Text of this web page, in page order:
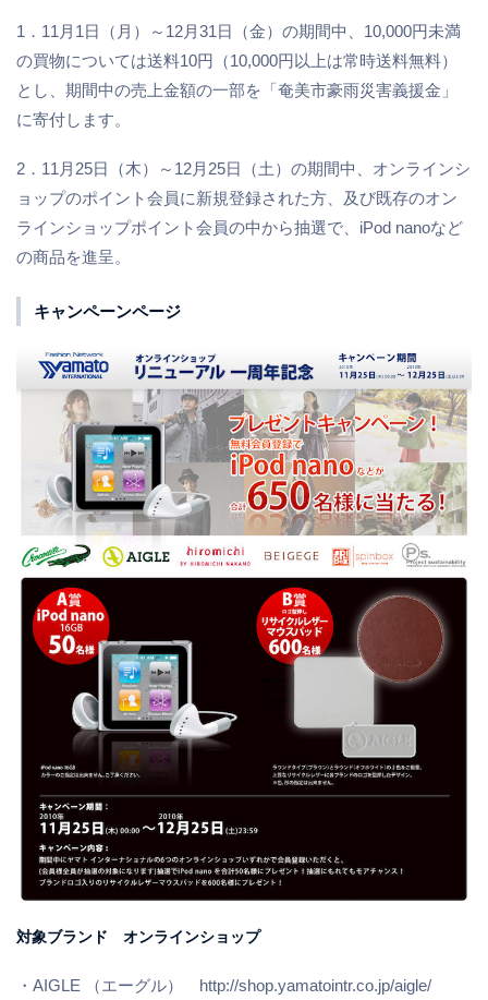
1．11月1日（月）～12月31日（金）の期間中、10,000円未満
の買物については送料10円（10,000円以上は常時送料無料）
とし、期間中の売上金額の一部を「奄美市豪雨災害義援金」
に寄付します。
2．11月25日（木）～12月25日（土）の期間中、オンラインシ
ョップのポイント会員に新規登録された方、及び既存のオン
ラインショップポイント会員の中から抽選で、iPod nanoなど
の商品を進呈。
キャンペーンページ
対象ブランド オンラインショップ
・AIGLE （エーグル） http://shop.yamatointr.co.jp/aigle/